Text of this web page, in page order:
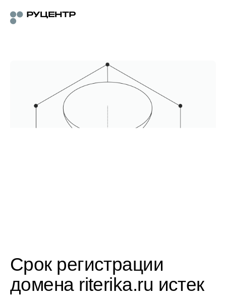
Срок регистрации
домена riterika.ru истек